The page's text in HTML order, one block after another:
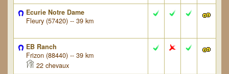
Ecurie Notre Dame
Fleury (57420) -- 39 km
EB Ranch
Frizon (88440) -- 39 km
22 chevaux